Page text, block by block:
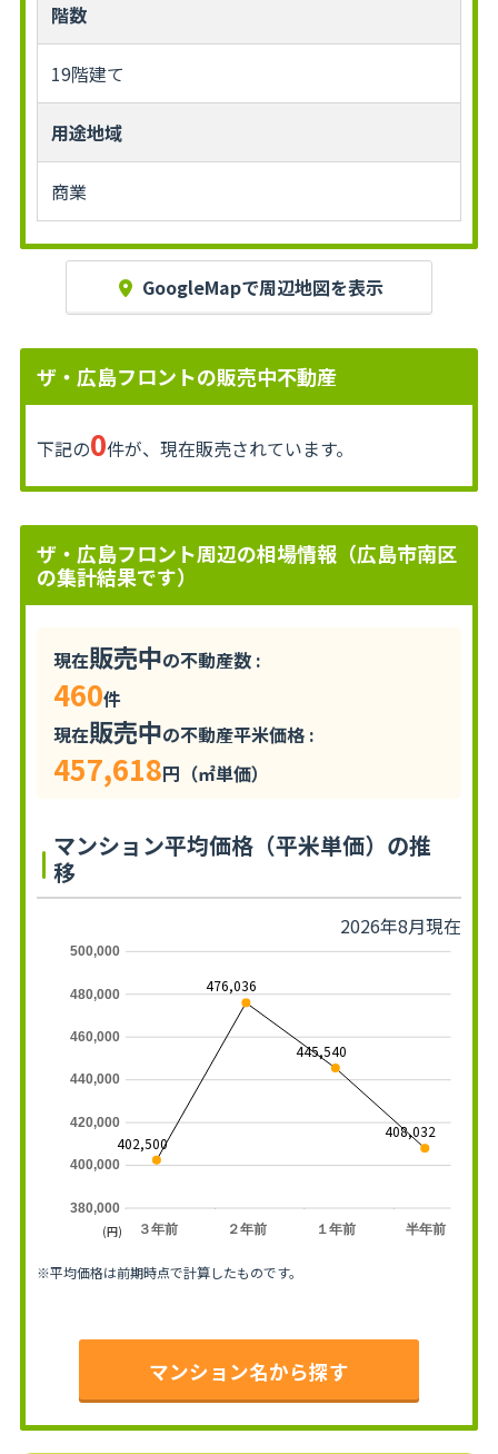
階数
19階建て
用途地域
商業
GoogleMapで周辺地図を表示
ザ・広島フロントの販売中不動産
下記の0件が、現在販売されています。
ザ・広島フロント周辺の相場情報（広島市南区
の集計結果です）
現在販売中の不動産数 :
460件
現在販売中の不動産平米価格 :
457,618円（㎡単価）
マンション平均価格（平米単価）の推
移
2026年8月現在
３年前 ２年前 １年前 半年前
380,000
400,000
420,000
440,000
460,000
480,000
500,000
402,500
476,036
445,540
408,032
(円)
※平均価格は前期時点で計算したものです。
マンション名から探す